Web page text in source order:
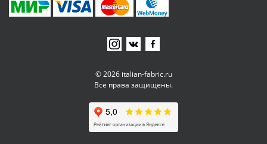
© 2026 italian-fabric.ru
Все права защищены.